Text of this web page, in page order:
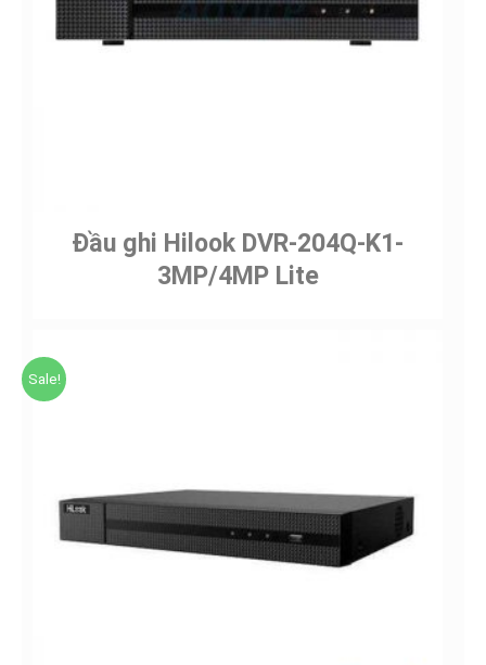
Đầu ghi Hilook DVR-204Q-K1-
3MP/4MP Lite
Sale!